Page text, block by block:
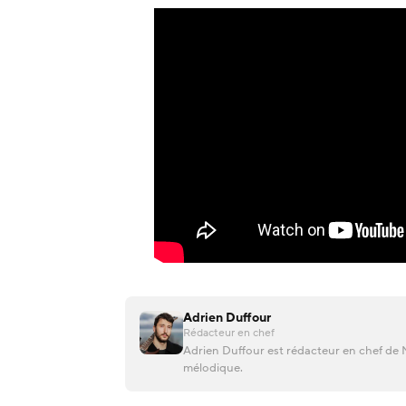
Adrien Duffour
Rédacteur en chef
Adrien Duffour est rédacteur en chef de
mélodique.